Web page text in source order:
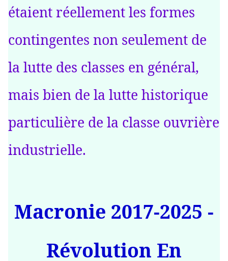
étaient réellement les formes
contingentes non seulement de
la lutte des classes en général,
mais bien de la lutte historique
particulière de la classe ouvrière
industrielle.
Macronie 2017-2025 -
Révolution En